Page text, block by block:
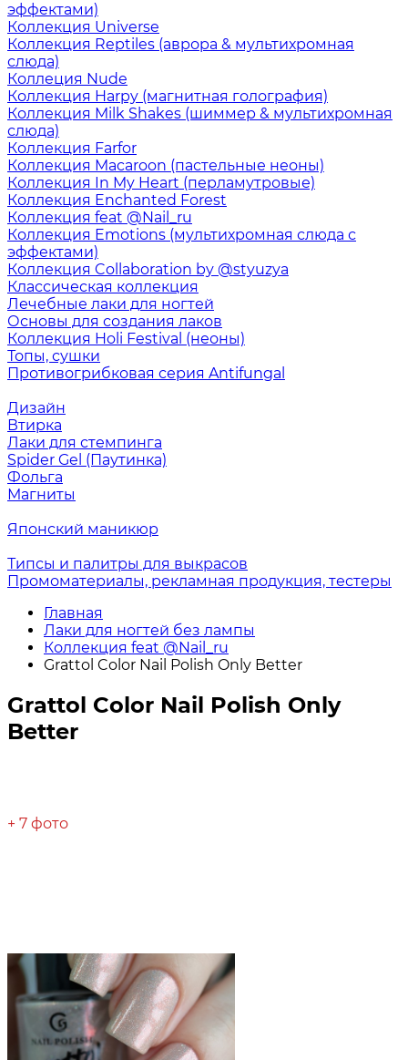
эффектами)
Коллекция Universe
Коллекция Reptiles (аврора & мультихромная
слюда)
Коллеция Nude
Коллекция Harpy (магнитная голография)
Коллекция Milk Shakes (шиммер & мультихромная
слюда)
Коллекция Farfor
Коллекция Macaroon (пастельные неоны)
Коллекция In My Heart (перламутровые)
Коллекция Enchanted Forest
Коллекция feat @Nail_ru
Коллекция Emotions (мультихромная слюда с
эффектами)
Коллекция Collaboration by @styuzya
Классическая коллекция
Лечебные лаки для ногтей
Основы для создания лаков
Коллекция Holi Festival (неоны)
Топы, сушки
Противогрибковая серия Antifungal
Дизайн
Втирка
Лаки для стемпинга
Spider Gel (Паутинка)
Фольга
Магниты
Японский маникюр
Типсы и палитры для выкрасов
Промоматериалы, рекламная продукция, тестеры
Главная
Лаки для ногтей без лампы
Коллекция feat @Nail_ru
Grattol Color Nail Polish Only Better
Grattol Color Nail Polish Only
Better
+ 7 фото